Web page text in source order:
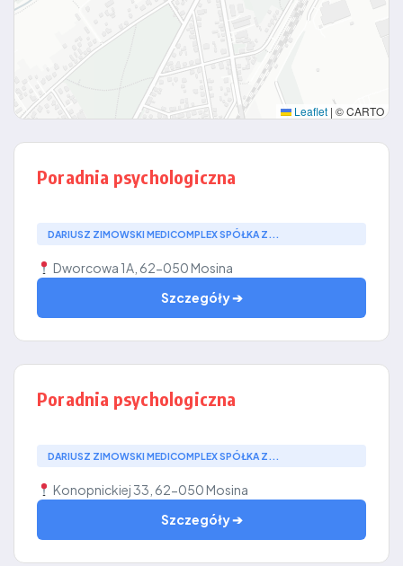
Leaflet | © CARTO
Poradnia psychologiczna
DARIUSZ ZIMOWSKI MEDICOMPLEX SPÓŁKA Z...
Dworcowa 1A, 62-050 Mosina
Szczegóły ➔
Poradnia psychologiczna
DARIUSZ ZIMOWSKI MEDICOMPLEX SPÓŁKA Z...
Konopnickiej 33, 62-050 Mosina
Szczegóły ➔